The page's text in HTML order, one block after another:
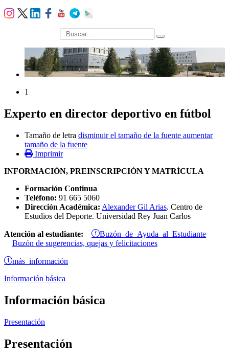
búsqueda
1
Experto en director deportivo en fútbol
Tamaño de letra disminuir el tamaño de la fuente aumentar
tamaño de la fuente
Imprimir
INFORMACIÓN, PREINSCRIPCIÓN Y MATRÍCULA
Formación Continua
Teléfono: 91 665 5060
Dirección Académica: Alexander Gil Arias. Centro de
Estudios del Deporte. Universidad Rey Juan Carlos
Atención al estudiante: Buzón de Ayuda al Estudiante
Buzón de sugerencias, quejas y felicitaciones
más información
Información básica
Información básica
Presentación
Presentación